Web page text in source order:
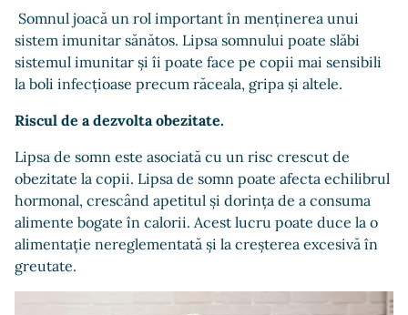
Somnul joacă un rol important în menținerea unui
sistem imunitar sănătos. Lipsa somnului poate slăbi
sistemul imunitar și îi poate face pe copii mai sensibili
la boli infecțioase precum răceala, gripa și altele.
Riscul de a dezvolta obezitate.
Lipsa de somn este asociată cu un risc crescut de
obezitate la copii. Lipsa de somn poate afecta echilibrul
hormonal, crescând apetitul și dorința de a consuma
alimente bogate în calorii. Acest lucru poate duce la o
alimentație nereglementată și la creșterea excesivă în
greutate.